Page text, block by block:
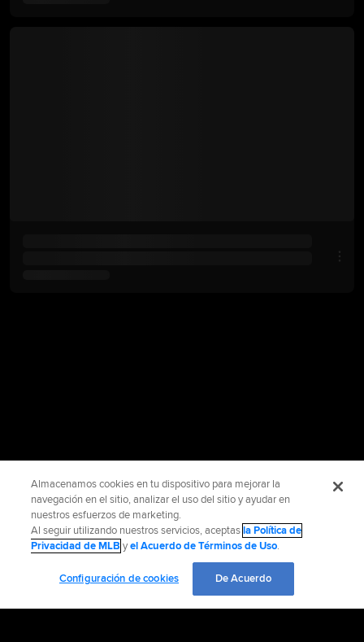
Almacenamos cookies en tu dispositivo para mejorar la
navegación en el sitio, analizar el uso del sitio y ayudar en
nuestros esfuerzos de marketing.
Al seguir utilizando nuestros servicios, aceptasla Política de
Privacidad de MLB yel Acuerdo de Términos de Uso.
Configuración de cookies De Acuerdo